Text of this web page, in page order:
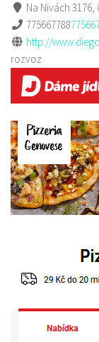
Na Nivách 3176,
775667788
http://
rozvoz